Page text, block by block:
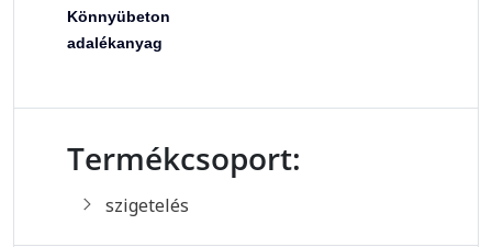
Könnyübeton
adalékanyag
Termékcsoport:
szigetelés